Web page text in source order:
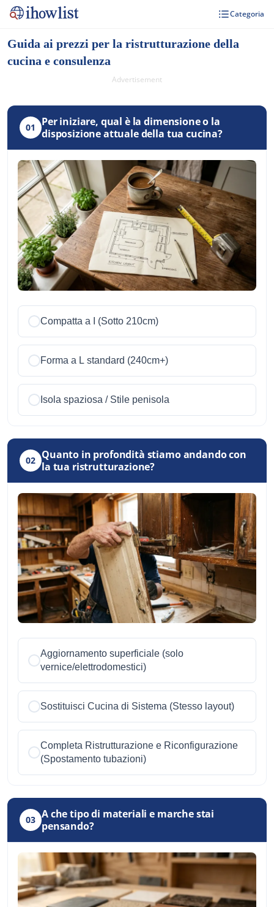
Categoria
Guida ai prezzi per la ristrutturazione della
cucina e consulenza
Advertisement
01
Per iniziare, qual è la dimensione o la
disposizione attuale della tua cucina?
Compatta a I (Sotto 210cm)
Forma a L standard (240cm+)
Isola spaziosa / Stile penisola
02 Quanto in profondità stiamo andando con
la tua ristrutturazione?
Aggiornamento superficiale (solo
vernice/elettrodomestici)
Sostituisci Cucina di Sistema (Stesso layout)
Completa Ristrutturazione e Riconfigurazione
(Spostamento tubazioni)
03 A che tipo di materiali e marche stai
pensando?